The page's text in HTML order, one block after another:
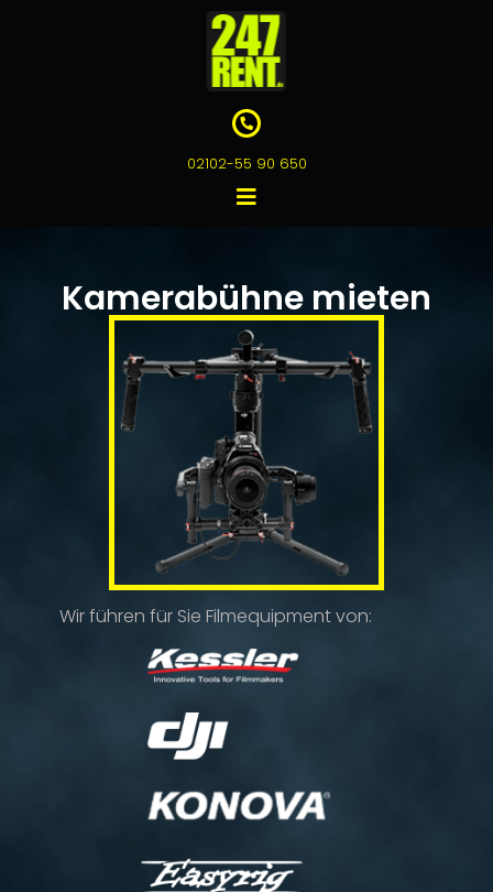
02102-55 90 650
Kamerabühne mieten
Wir führen für Sie Filmequipment von: